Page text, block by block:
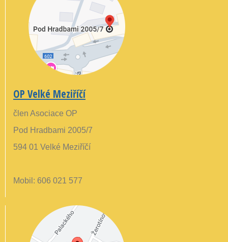
OP Velké Meziříčí
člen Asociace OP
Pod Hradbami 2005/7
594 01 Velké Meziříčí
Mobil: 606 021 577